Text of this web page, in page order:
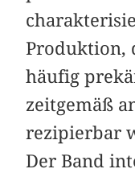
Produktion,
häufig
zeitgemäß
rezipierbar
Der Band